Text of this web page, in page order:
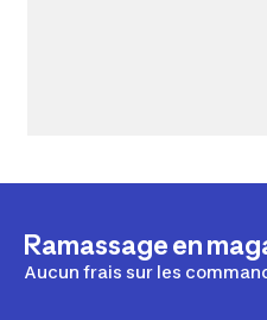
Ramassage en
Aucun frais sur les